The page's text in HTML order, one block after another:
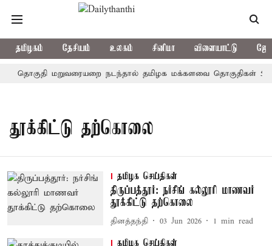
தமிழகம் தேசியம் உலகம் சினிமா விளையாட்டு
தொகுதி மறுவரையறை நடந்தால் தமிழக மக்களவை தொகுதிகள்
தூக்கிட்டு தற்கொலை
தமிழக செய்திகள்
திருப்பத்தூர்: நர்சிங் கல்லூரி மாணவர்
தூக்கிட்டு தற்கொலை
தினத்தந்தி 03 Jun 2026 1 min read
தமிழக செய்திகள்